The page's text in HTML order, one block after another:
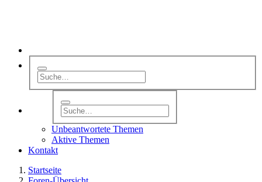
Unbeantwortete Themen
Aktive Themen
Kontakt
Startseite